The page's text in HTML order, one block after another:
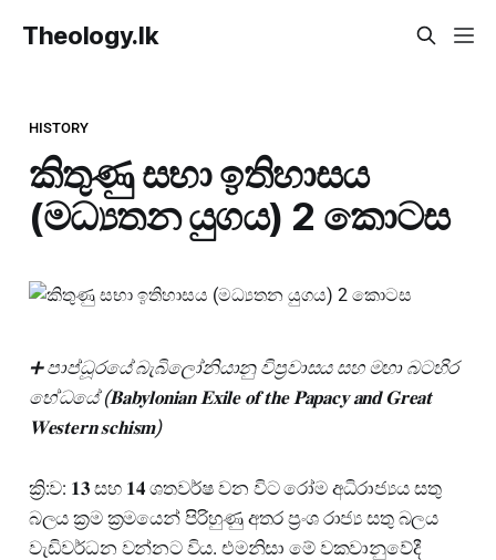
Theology.lk
HISTORY
කිතුණු සභා ඉතිහාසය
(මධ්‍යතන යුගය) 2 කොටස
➕ පාප්ධූරයේ බැබිලෝනියානු විප්‍රවාසය සහ මහා බටහිර
භේධයේ (𝐁𝐚𝐛𝐲𝐥𝐨𝐧𝐢𝐚𝐧 𝐄𝐱𝐢𝐥𝐞 𝐨𝐟 𝐭𝐡𝐞 𝐏𝐚𝐩𝐚𝐜𝐲 𝐚𝐧𝐝 𝐆𝐫𝐞𝐚𝐭
𝐖𝐞𝐬𝐭𝐞𝐫𝐧 𝐬𝐜𝐡𝐢𝐬𝐦)
ක්‍රි:ව: 𝟏𝟑 සහ 𝟏𝟒 ශතවර්ෂ වන විට රෝම අධිරාජ්‍යය සතු
බලය ක්‍රම ක්‍රමයෙන් පිරිහුණු අතර ප්‍රංශ රාජ්‍ය සතු බලය
වැඩිවර්ධන වන්නට විය. එමනිසා මේ වකවානුවේදී